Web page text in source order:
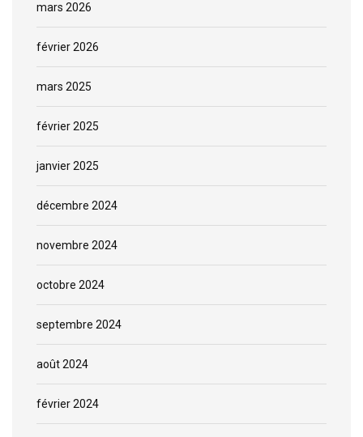
mars 2026
février 2026
mars 2025
février 2025
janvier 2025
décembre 2024
novembre 2024
octobre 2024
septembre 2024
août 2024
février 2024